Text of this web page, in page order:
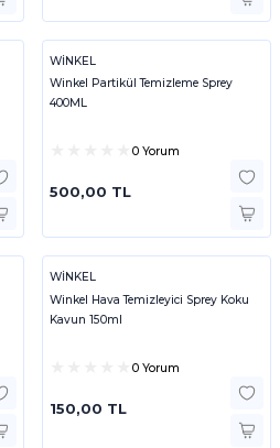
WİNKEL
Winkel Partikül Temizleme Sprey
400ML
0 Yorum
500,00 TL
WİNKEL
Winkel Hava Temizleyici Sprey Koku
Kavun 150ml
0 Yorum
150,00 TL